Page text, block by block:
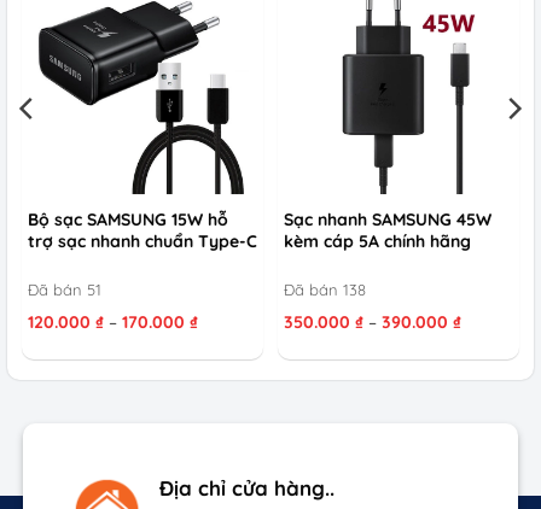
Bộ sạc SAMSUNG 15W hỗ
trợ sạc nhanh chuẩn Type-C
Đã bán 51
120.000 ₫ – 170.000 ₫Khoảng
từ
Sạc nhanh SAMSUNG 45W
kèm cáp 5A chính hãng
Đã bán 138
350.000 ₫ – 390.000 ₫Khoảng
từ
350.000 ₫
Địa chỉ cửa hàng..